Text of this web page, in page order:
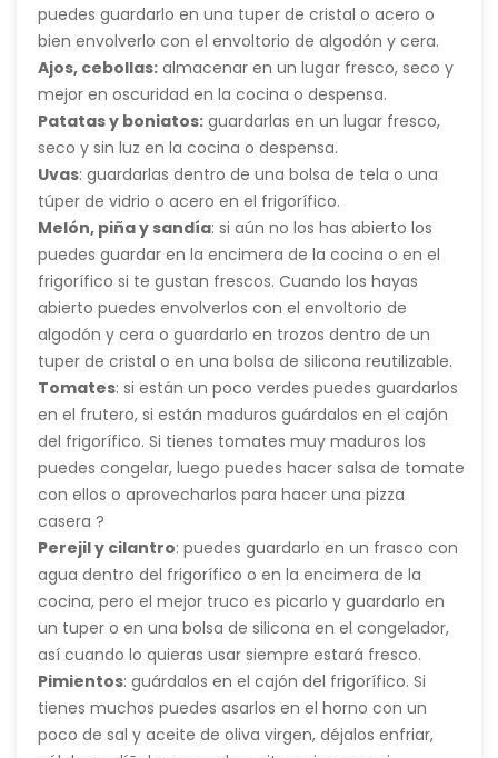
puedes guardarlo en una tuper de cristal o acero o
bien envolverlo con el envoltorio de algodón y cera.
Ajos, cebollas: almacenar en un lugar fresco, seco y
mejor en oscuridad en la cocina o despensa.
Patatas y boniatos: guardarlas en un lugar fresco,
seco y sin luz en la cocina o despensa.
Uvas: guardarlas dentro de una bolsa de tela o una
túper de vidrio o acero en el frigorífico.
Melón, piña y sandía: si aún no los has abierto los
puedes guardar en la encimera de la cocina o en el
frigorífico si te gustan frescos. Cuando los hayas
abierto puedes envolverlos con el envoltorio de
algodón y cera o guardarlo en trozos dentro de un
tuper de cristal o en una bolsa de silicona reutilizable.
Tomates: si están un poco verdes puedes guardarlos
en el frutero, si están maduros guárdalos en el cajón
del frigorífico. Si tienes tomates muy maduros los
puedes congelar, luego puedes hacer salsa de tomate
con ellos o aprovecharlos para hacer una pizza
casera ?
Perejil y cilantro: puedes guardarlo en un frasco con
agua dentro del frigorífico o en la encimera de la
cocina, pero el mejor truco es picarlo y guardarlo en
un tuper o en una bolsa de silicona en el congelador,
así cuando lo quieras usar siempre estará fresco.
Pimientos: guárdalos en el cajón del frigorífico. Si
tienes muchos puedes asarlos en el horno con un
poco de sal y aceite de oliva virgen, déjalos enfriar,